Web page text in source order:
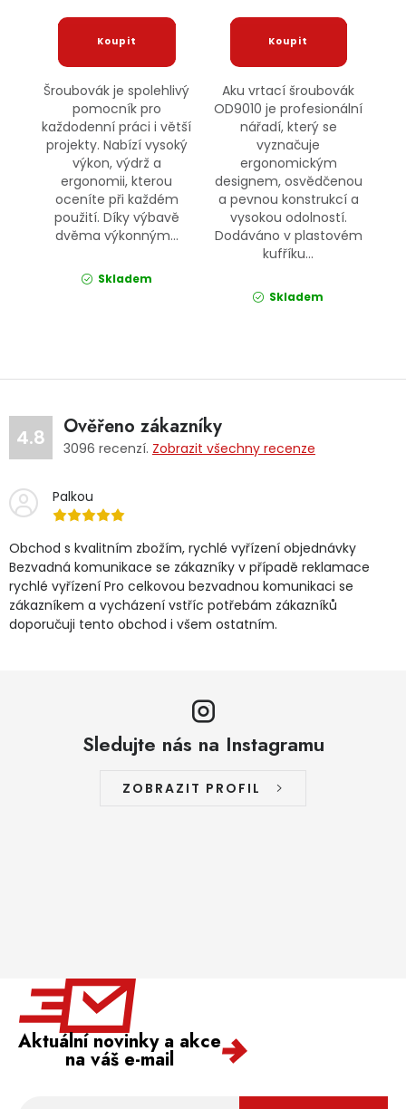
Šroubovák je spolehlivý
pomocník pro
každodenní práci i větší
projekty. Nabízí vysoký
výkon, výdrž a
ergonomii, kterou
oceníte při každém
použití. Díky výbavě
dvěma výkonným...
Skladem
Aku vrtací šroubovák
OD9010 je profesionální
nářadí, který se
vyznačuje
ergonomickým
designem, osvědčenou
a pevnou konstrukcí a
vysokou odolností.
Dodáváno v plastovém
kufříku...
Skladem
4.8 Ověřeno zákazníky
3096 recenzí. Zobrazit všechny recenze
Palkou
Obchod s kvalitním zbožím, rychlé vyřízení objednávky
Bezvadná komunikace se zákazníky v případě reklamace
rychlé vyřízení Pro celkovou bezvadnou komunikaci se
zákazníkem a vycházení vstříc potřebám zákazníků
doporučuji tento obchod i všem ostatním.
Sledujte nás na Instagramu
ZOBRAZIT PROFIL
Aktuální novinky a akce
na váš e-mail